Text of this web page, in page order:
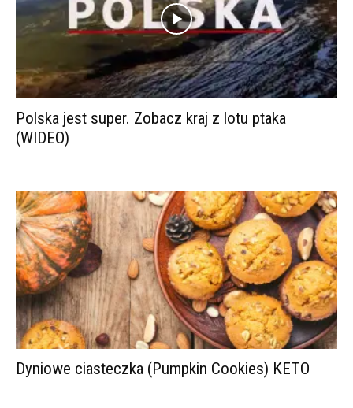
Polska jest super. Zobacz kraj z lotu ptaka
(WIDEO)
Dyniowe ciasteczka (Pumpkin Cookies) KETO